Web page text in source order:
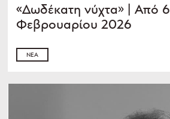
«Δωδέκατη νύχτα» | Από 6
Φεβρουαρίου 2026
ΝΈΑ